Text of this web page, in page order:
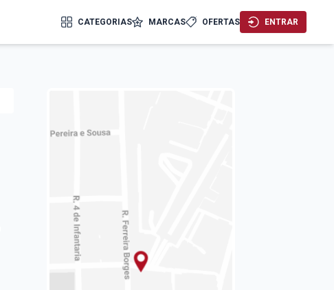
CATEGORIAS MARCAS OFERTAS ENTRAR